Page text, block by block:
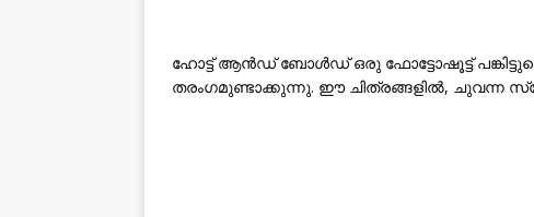
ഹോട്ട് ആന്‍ഡ്‌ ബോള്‍ഡ് ഒരു ഫോട്ടോഷൂട്ട്
തരംഗമുണ്ടാക്കുന്നു. ഈ ചിത്രങ്ങളിൽ, ചുവന്ന